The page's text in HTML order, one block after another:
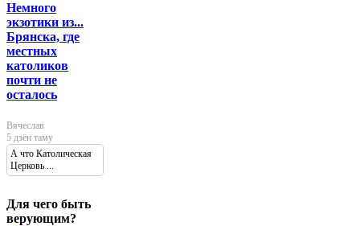
Немного
экзотики из...
Брянска, где
местных
католиков
почти не
осталось
Вячеслав
5 дзён таму
А что Католическая
Церковь ...
Для чего быть
верующим?